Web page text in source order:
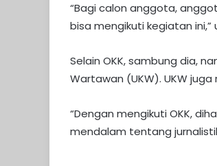
“Bagi calon anggota,
bisa mengikuti kegiatan
Selain OKK, sambung dia,
Wartawan (UKW). UKW
“Dengan mengikuti OKK,
mendalam tentang